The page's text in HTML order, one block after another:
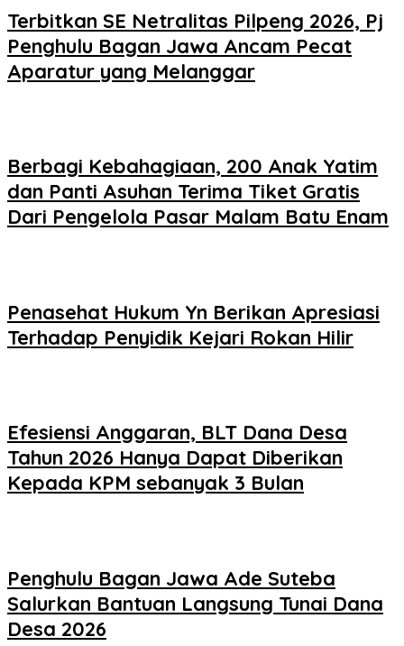
Terbitkan SE Netralitas Pilpeng 2026, Pj
Penghulu Bagan Jawa Ancam Pecat
Aparatur yang Melanggar
Berbagi Kebahagiaan, 200 Anak Yatim
dan Panti Asuhan Terima Tiket Gratis
Dari Pengelola Pasar Malam Batu Enam
Penasehat Hukum Yn Berikan Apresiasi
Terhadap Penyidik Kejari Rokan Hilir
Efesiensi Anggaran, BLT Dana Desa
Tahun 2026 Hanya Dapat Diberikan
Kepada KPM sebanyak 3 Bulan
Penghulu Bagan Jawa Ade Suteba
Salurkan Bantuan Langsung Tunai Dana
Desa 2026